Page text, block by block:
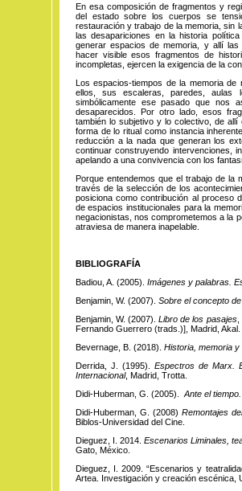
En esa composición de fragmentos y
del estado sobre los cuerpos se
restauración y trabajo de la memoria, sin
las desapariciones en la historia
generar espacios de memoria, y allí
hacer visible esos fragmentos de
incompletas, ejercen la exigencia de la
Los espacios-tiempos de la memoria
ellos, sus escaleras, paredes, aulas
simbólicamente ese pasado que nos
desaparecidos. Por otro lado, esos
también lo subjetivo y lo colectivo, de
forma de lo ritual como instancia
reducción a la nada que generan los
continuar construyendo intervenciones,
apelando a una convivencia con los
Porque entendemos que el trabajo de la
través de la selección de los
posiciona como contribución al proceso
de espacios institucionales para la
negacionistas, nos comprometemos a la
atraviesa de manera inapelable.
BIBLIOGRAFÍA
Badiou, A. (2005). Imágenes y palabras.
Benjamin, W. (2007). Sobre el concepto
Benjamin, W. (2007).Libro de los pasajes,
Fernando Guerrero (trads.)], Madrid, Akal.
Bevernage, B. (2018). Historia, memoria y
Derrida, J. (1995).Espectros de Marx.
Internacional, Madrid, Trotta.
Didi-Huberman, G. (2005).
Ante el
Didi-Huberman, G. (2008) Remontajes
Biblos-Universidad del Cine.
Dieguez, I. 2014.Escenarios Liminales,
Gato, México.
Dieguez, I. 2009. “Escenarios y
Artea. Investigación y creación escénica,